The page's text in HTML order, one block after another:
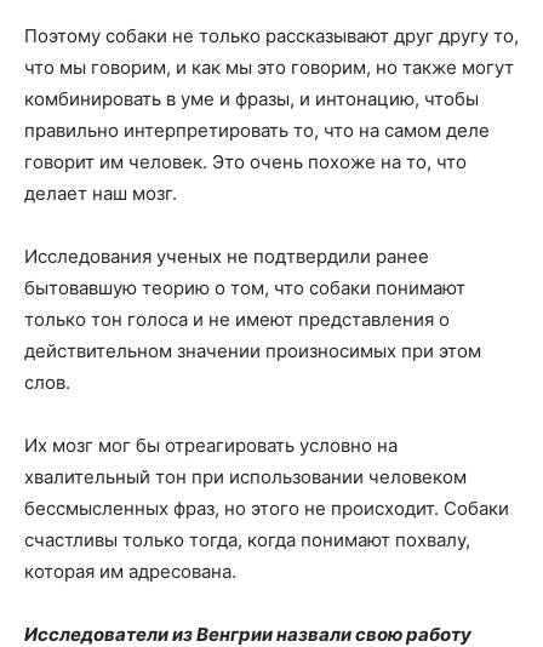
Поэтому собаки не только рассказывают друг другу то,
что мы говорим, и как мы это говорим, но также могут
комбинировать в уме и фразы, и интонацию, чтобы
правильно интерпретировать то, что на самом деле
говорит им человек. Это очень похоже на то, что
делает наш мозг.
Исследования ученых не подтвердили ранее
бытовавшую теорию о том, что собаки понимают
только тон голоса и не имеют представления о
действительном значении произносимых при этом
слов.
Их мозг мог бы отреагировать условно на
хвалительный тон при использовании человеком
бессмысленных фраз, но этого не происходит. Собаки
счастливы только тогда, когда понимают похвалу,
которая им адресована.
Исследователи из Венгрии назвали свою работу